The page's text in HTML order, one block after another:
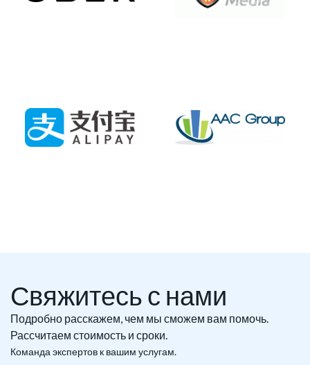
Свяжитесь с нами
Подробно расскажем, чем мы сможем вам помочь.
Рассчитаем стоимость и сроки.
Команда экспертов к вашим услугам.